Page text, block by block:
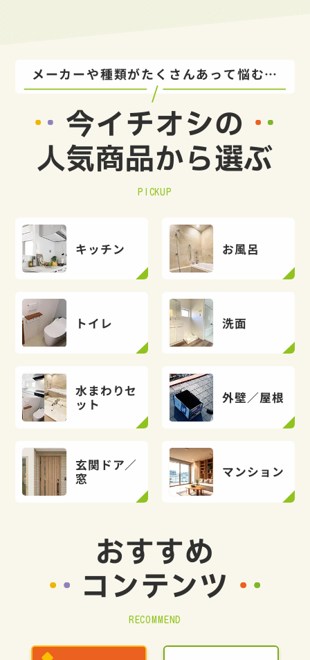
メーカーや種類がたくさんあって悩む…
今イチオシの
人気商品から選ぶ
PICKUP
キッチン お風呂
トイレ 洗面
水まわりセ
ット
外壁／屋根
玄関ドア／
窓
マンション
おすすめ
コンテンツ
RECOMMEND